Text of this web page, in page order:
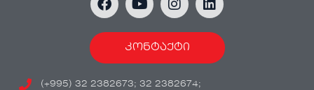
კონტაქტი
(+995) 32 2382673; 32 2382674;